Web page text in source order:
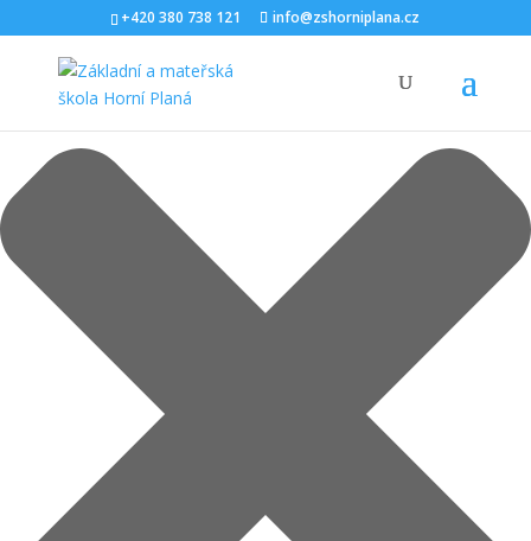
Spravovat Souhlas s cookies
+420 380 738 121 info@zshorniplana.cz